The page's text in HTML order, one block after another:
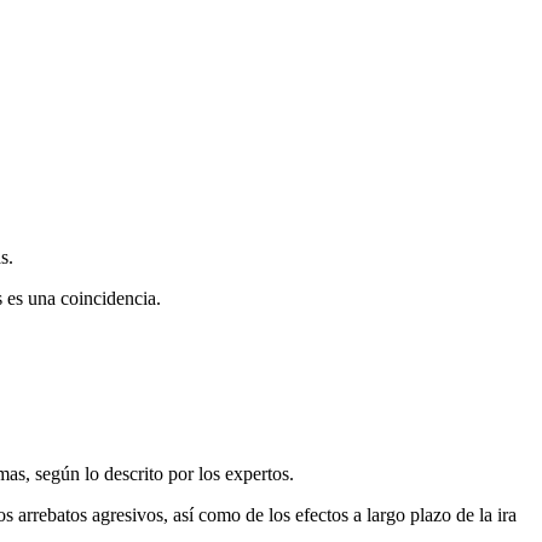
una coincidencia.
según lo descrito por los expertos.
agresivos, así como de los efectos a largo plazo de la ira